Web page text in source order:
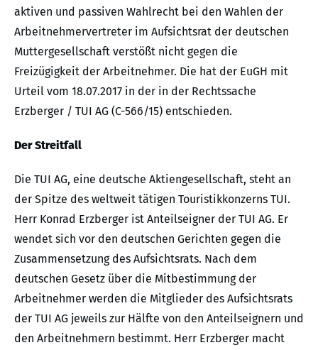
aktiven und passiven Wahlrecht bei den Wahlen der
Arbeitnehmervertreter im Aufsichtsrat der deutschen
Muttergesellschaft verstößt nicht gegen die
Freizügigkeit der Arbeitnehmer. Die hat der EuGH mit
Urteil vom 18.07.2017 in der in der Rechtssache
Erzberger / TUI AG (C-566/15) entschieden.
Der Streitfall
Die TUI AG, eine deutsche Aktiengesellschaft, steht an
der Spitze des weltweit tätigen Touristikkonzerns TUI.
Herr Konrad Erzberger ist Anteilseigner der TUI AG. Er
wendet sich vor den deutschen Gerichten gegen die
Zusammensetzung des Aufsichtsrats. Nach dem
deutschen Gesetz über die Mitbestimmung der
Arbeitnehmer werden die Mitglieder des Aufsichtsrats
der TUI AG jeweils zur Hälfte von den Anteilseignern und
den Arbeitnehmern bestimmt. Herr Erzberger macht